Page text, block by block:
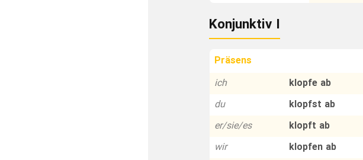
Konjunktiv I
Präsens
ich
klopfe ab
du
klopfst ab
er/sie/es
klopft ab
wir
klopfen ab